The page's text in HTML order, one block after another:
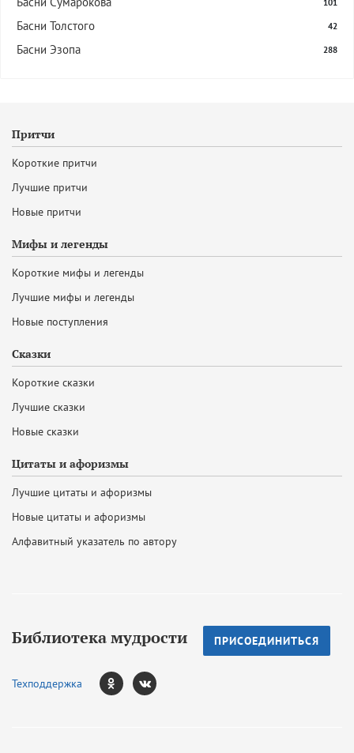
101
Басни Толстого 42
Басни Эзопа 288
Притчи
Короткие притчи
Лучшие притчи
Новые притчи
Мифы и легенды
Короткие мифы и легенды
Лучшие мифы и легенды
Новые поступления
Сказки
Короткие сказки
Лучшие сказки
Новые сказки
Цитаты и афоризмы
Лучшие цитаты и афоризмы
Новые цитаты и афоризмы
Алфавитный указатель по автору
Библиотека мудрости ПРИСОЕДИНИТЬСЯ
Техподдержка